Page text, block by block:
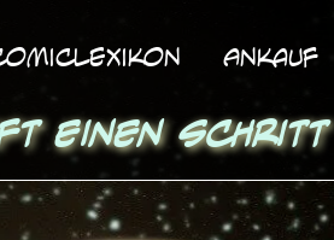
Ankauf
einen